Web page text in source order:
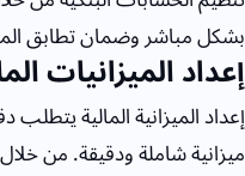
بشكل مباشر وضمان تطابق
إعداد الميزانيات
إعداد الميزانية المالية
ميزانية شاملة ودقيقة. من